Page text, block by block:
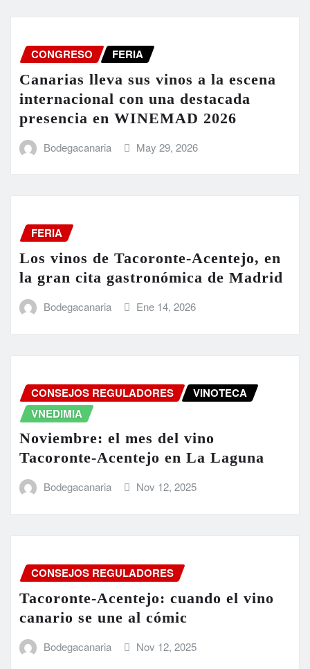
CONGRESO FERIA
Canarias lleva sus vinos a la escena
internacional con una destacada
presencia en WINEMAD 2026
Bodegacanaria May 29, 2026
FERIA
Los vinos de Tacoronte-Acentejo, en
la gran cita gastronómica de Madrid
Bodegacanaria Ene 14, 2026
CONSEJOS REGULADORES
VINOTECA
VNEDIMIA
Noviembre: el mes del vino
Tacoronte-Acentejo en La Laguna
Bodegacanaria Nov 12, 2025
CONSEJOS REGULADORES
Tacoronte-Acentejo: cuando el vino
canario se une al cómic
Bodegacanaria Nov 12, 2025